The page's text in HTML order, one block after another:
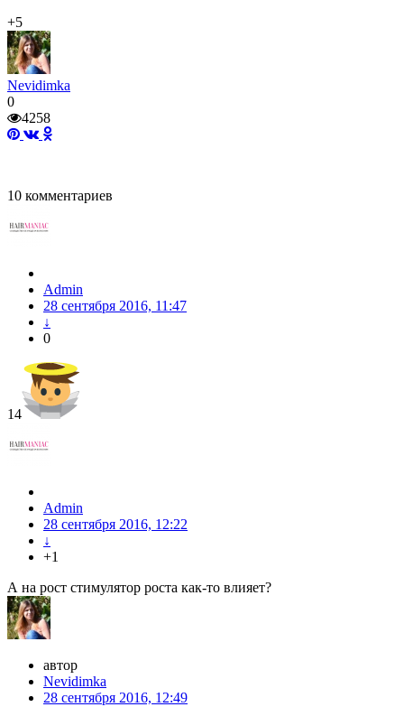
+5
Nevidimka
0
4258
10 комментариев
Admin
28 сентября 2016, 11:47
↓
0
14
Admin
28 сентября 2016, 12:22
↓
+1
А на рост стимулятор роста как-то влияет?
автор
Nevidimka
28 сентября 2016, 12:49